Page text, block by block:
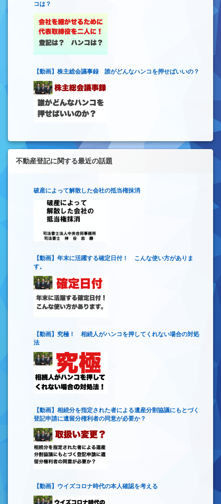
コは？
【動画】株主総会議事録 誰がどんなハンコを押せばいいの？
不動産登記に関する最近の話題
破産によって解散した会社の抵当権抹消
【動画】年末に活躍する確定日付！ こんな使い方がありま
す。
【動画】究極！ 相続人がハンコを押してくれない場合の対処
法
【動画】相続分を指定された者による遺産分割協議にもとづく
登記申請に遺留分権利者の同意が必要か？
【動画】ウイズコロナ時代の本人確認を考える